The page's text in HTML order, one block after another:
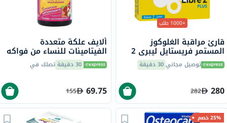
+1000 طلب
قارئ مراقبة الغلوكوز
المستمر فريستايل ليبري 2
بلس، المزود بمستشعر فلاش
توصيل مجاني30 دقيقة
280
282
ألايف علكة متعددة
الفيتامينات للنساء من فواكه
البستان وخضراوات الحديقة،
حزمة من 60
30 دقيقة تصلك في
69.75
155
25% خصم